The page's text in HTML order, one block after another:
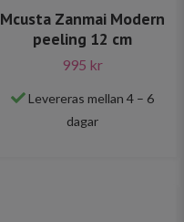
Mcusta Zanmai Modern
peeling 12 cm
995 kr
Levereras mellan 4 – 6
dagar